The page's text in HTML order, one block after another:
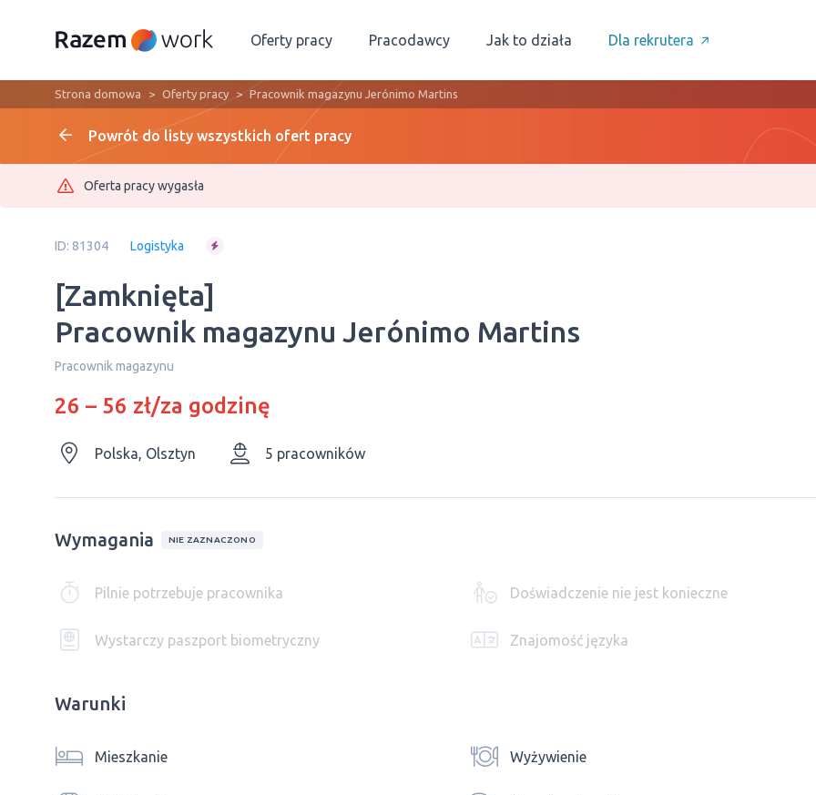
Oferty pracy Pracodawcy Jak to działa Dla rekrutera
Strona domowa Oferty pracy Pracownik magazynu Jerónimo Martins
Powrót do listy wszystkich ofert pracy
Oferta pracy wygasła
ID: 81304 Logistyka
[Zamknięta]
Pracownik magazynu Jerónimo Martins
Рracownik magazynu
26 – 56 zł/za godzinę
Polska, Olsztyn 5 pracowników
Wymagania NIE ZAZNACZONO
Pilnie potrzebuje pracownika Doświadczenie nie jest konieczne
Wystarczy paszport biometryczny Znajomość języka
Warunki
Mieszkanie Wyżywienie